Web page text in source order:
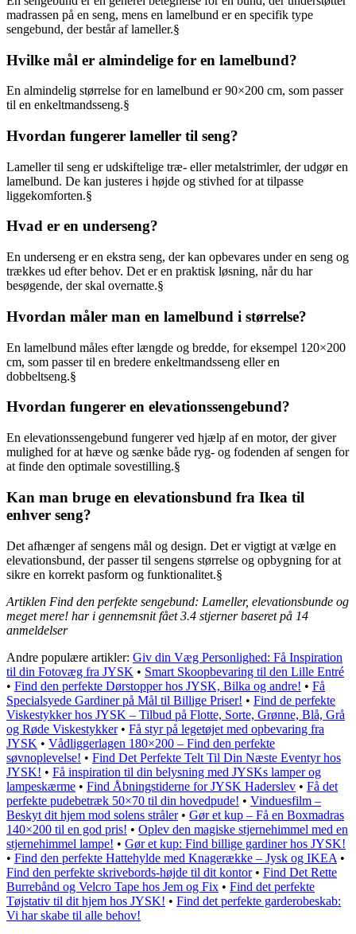
madrassen på en seng, mens en lamelbund er en specifik type
sengebund, der består af lameller.§
Hvilke mål er almindelige for en lamelbund?
En almindelig størrelse for en lamelbund er 90×200 cm, som passer
til en enkeltmandsseng.§
Hvordan fungerer lameller til seng?
Lameller til seng er udskiftelige træ- eller metalstrimler, der udgør en
lamelbund. De kan justeres i højde og stivhed for at tilpasse
liggekomforten.§
Hvad er en underseng?
En underseng er en ekstra seng, der kan opbevares under en seng og
trækkes ud efter behov. Det er en praktisk løsning, når du har
besøgende, der skal overnatte.§
Hvordan måler man en lamelbund i størrelse?
En lamelbund måles efter længde og bredde, for eksempel 120×200
cm, som passer til en bredere enkeltmandsseng eller en
dobbeltseng.§
Hvordan fungerer en elevationssengebund?
En elevationssengebund fungerer ved hjælp af en motor, der giver
mulighed for at hæve og sænke både ryg- og fodenden af sengen for
at finde den optimale sovestilling.§
Kan man bruge en elevationsbund fra Ikea til
enhver seng?
Det afhænger af sengens mål og design. Det er vigtigt at vælge en
elevationsbund, der passer til sengens størrelse og opbygning for at
sikre en korrekt pasform og funktionalitet.§
Artiklen Find den perfekte sengebund: Lameller, elevationsbunde og
meget mere! har i gennemsnit fået3.4 stjerner baseret på 14
anmeldelser
Andre populære artikler: Giv din Væg Personlighed: Få Inspiration
til din Fotovæg fra JYSK • Smart Skoopbevaring til den Lille Entré
• Find den perfekte Dørstopper hos JYSK, Bilka og andre! • Få
Specialsyede Gardiner på Mål til Billige Priser! • Find de perfekte
Viskestykker hos JYSK – Tilbud på Flotte, Sorte, Grønne, Blå, Grå
og Røde Viskestykker• Få styr på legetøjet med opbevaring fra
JYSK • Vådliggerlagen 180×200 – Find den perfekte
søvnoplevelse! • Find Det Perfekte Telt Til Din Næste Eventyr hos
JYSK! • Få inspiration til din belysning med JYSKs lamper og
lampeskærme • Find Åbningstiderne for JYSK Haderslev • Få det
perfekte pudebetræk 50×70 til din hovedpude! • Vinduesfilm –
Beskyt dit hjem mod solens stråler• Gør et kup – Få en Boxmadras
140×200 til en god pris! • Oplev den magiske stjernehimmel med en
stjernehimmel lampe! • Gør et kup: Find billige gardiner hos JYSK!
• Find den perfekte Hattehylde med Knagerække – Jysk og IKEA •
Find den perfekte skrivebords-højde til dit kontor• Find Det Rette
Burrebånd og Velcro Tape hos Jem og Fix • Find det perfekte
Tøjstativ til dit hjem hos JYSK! • Find det perfekte garderobeskab:
Vi har skabe til alle behov!